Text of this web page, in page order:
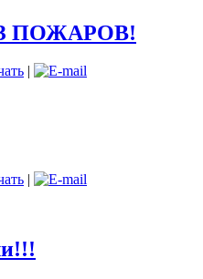
ПОЖАРОВ!
|
|